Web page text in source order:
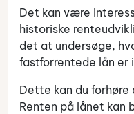
Det kan være
historiske
det at undersøge,
fastforrentede lån er
Dette kan du forhøre
Renten på lånet kan